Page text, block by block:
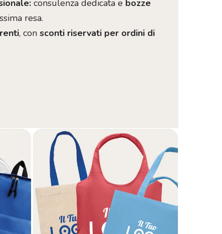
consulenza dedicata e bozze
resa.
, con sconti riservati per ordini di